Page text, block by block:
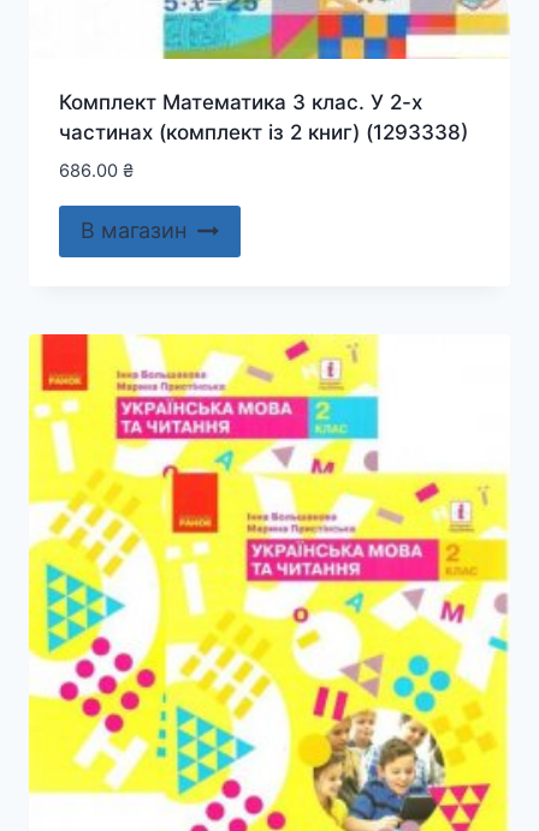
Комплект Математика 3 клас. У 2-х
частинах (комплект із 2 книг) (1293338)
686.00 ₴
В магазин